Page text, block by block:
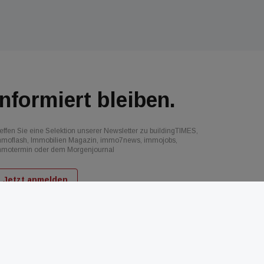
bleiben.
Sie eine Selektion unserer Newsletter zu buildingTIMES,
Immobilien Magazin, immo7news, immojobs,
oder dem Morgenjournal
Jetzt anmelden